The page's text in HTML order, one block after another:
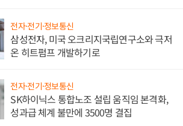
전자·전기·정보통신
삼성전자, 미국 오크리지국립연구소와 극저
온 히트펌프 개발하기로
전자·전기·정보통신
SK하이닉스 통합노조 설립 움직임 본격화,
성과급 체계 불만에 3500명 결집